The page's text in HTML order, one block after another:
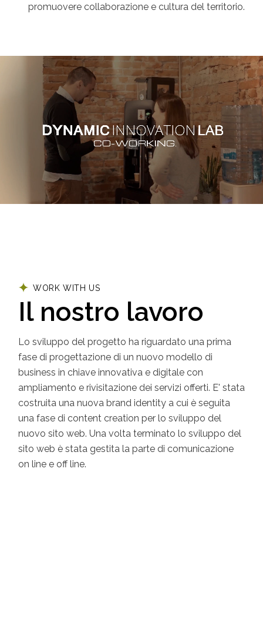
promuovere collaborazione e cultura del territorio.
WORK WITH US
Il nostro lavoro
Lo sviluppo del progetto ha riguardato una prima
fase di progettazione di un nuovo modello di
business in chiave innovativa e digitale con
ampliamento e rivisitazione dei servizi offerti. E' stata
costruita una nuova brand identity a cui è seguita
una fase di content creation per lo sviluppo del
nuovo sito web. Una volta terminato lo sviluppo del
sito web è stata gestita la parte di comunicazione
on line e off line.